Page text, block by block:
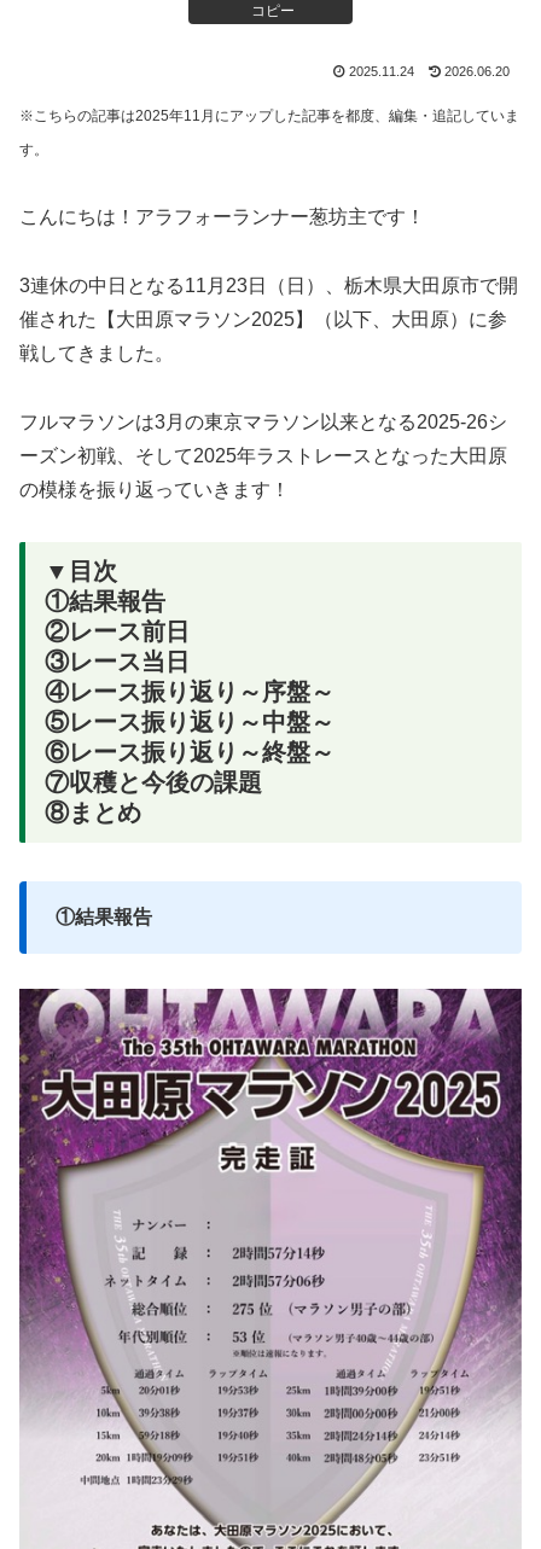
コピー
2025.11.24 2026.06.20
※こちらの記事は2025年11月にアップした記事を都度、編集・追記していま
す。
こんにちは！アラフォーランナー葱坊主です！
3連休の中日となる11月23日（日）、栃木県大田原市で開
催された【大田原マラソン2025】（以下、大田原）に参
戦してきました。
フルマラソンは3月の東京マラソン以来となる2025-26シ
ーズン初戦、そして2025年ラストレースとなった大田原
の模様を振り返っていきます！
▼目次
①結果報告
②レース前日
③レース当日
④レース振り返り～序盤～
⑤レース振り返り～中盤～
⑥レース振り返り～終盤～
⑦収穫と今後の課題
⑧まとめ
①結果報告